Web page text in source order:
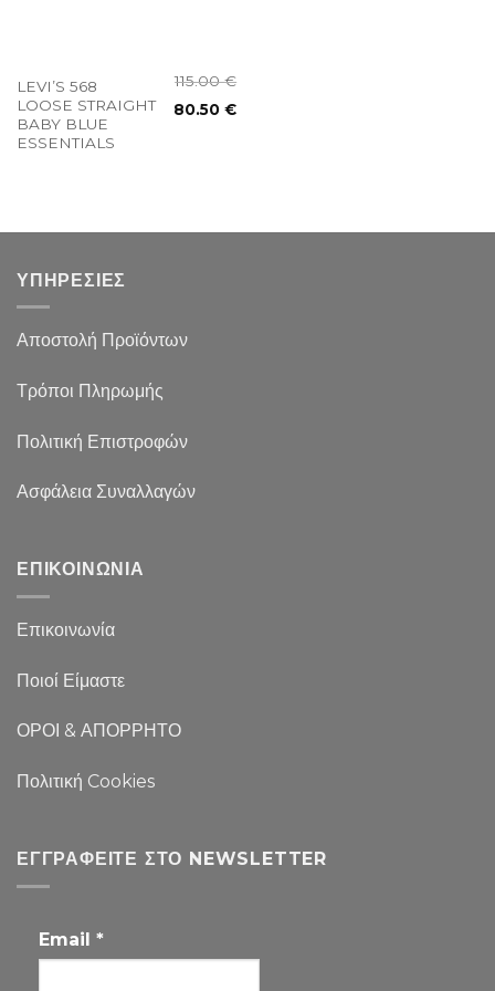
LEVI’S 568
LOOSE STRAIGHT
BABY BLUE
ESSENTIALS
115.00€
80.50€
ΥΠΗΡΕΣΙΕΣ
Αποστολή Προϊόντων
Τρόποι Πληρωμής
Πολιτική Επιστροφών
Ασφάλεια Συναλλαγών
ΕΠΙΚΟΙΝΩΝΙΑ
Επικοινωνία
Ποιοί Είμαστε
ΟΡΟΙ & ΑΠΟΡΡΗΤΟ
Πολιτική Cookies
ΕΓΓΡΑΦΕΊΤΕ ΣΤΟ NEWSLETTER
Email *